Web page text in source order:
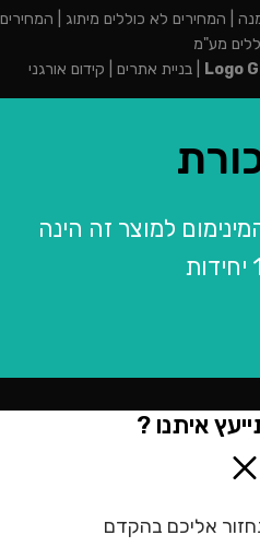
למינימום 2000 ₪ הזמנה | המחירים לא כוללים מיתוג | המחירים
מע"מ
Logo
|בניית אתרים קידום אורגני
למוצר זה הינה
איתנו ?
אליכם בהקדם